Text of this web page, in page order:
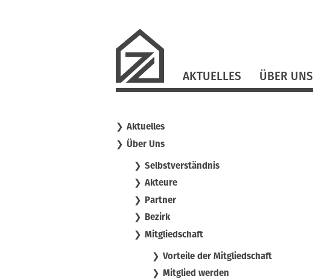
überspringen
AKTUELLES ÜBER UNS
Aktuelles
Über Uns
Selbstverständnis
Akteure
Partner
Bezirk
Mitgliedschaft
Vorteile der Mitgliedschaft
Mitglied werden